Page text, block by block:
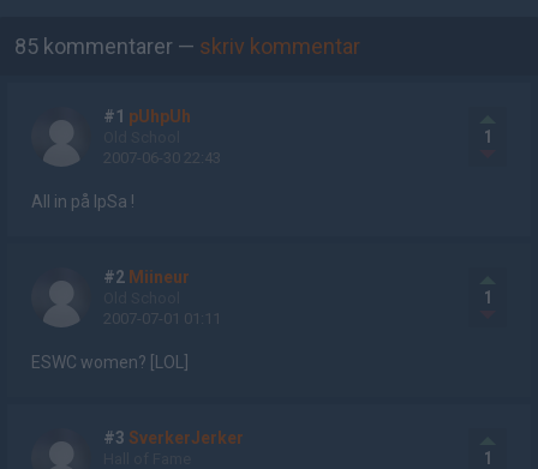
85 kommentarer — skriv kommentar
#1 pUhpUh
2007-06-30 22:43
1
All in på IpSa !
#2 Miineur
2007-07-01 01:11
1
ESWC women? [LOL]
#3 SverkerJerker
1